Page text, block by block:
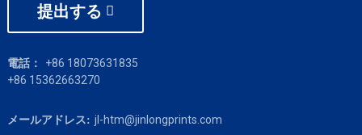
提出する
電話：
+86 18073631835
+86 15362663270
メールアドレス: jl-htm@jinlongprints.com